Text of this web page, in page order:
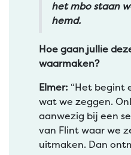
het mbo staan
hemd.
Hoe gaan jullie
waarmaken?
Elmer: “Het begint
wat we zeggen.
aanwezig bij een
van Flint waar we
uitmaken. Dan